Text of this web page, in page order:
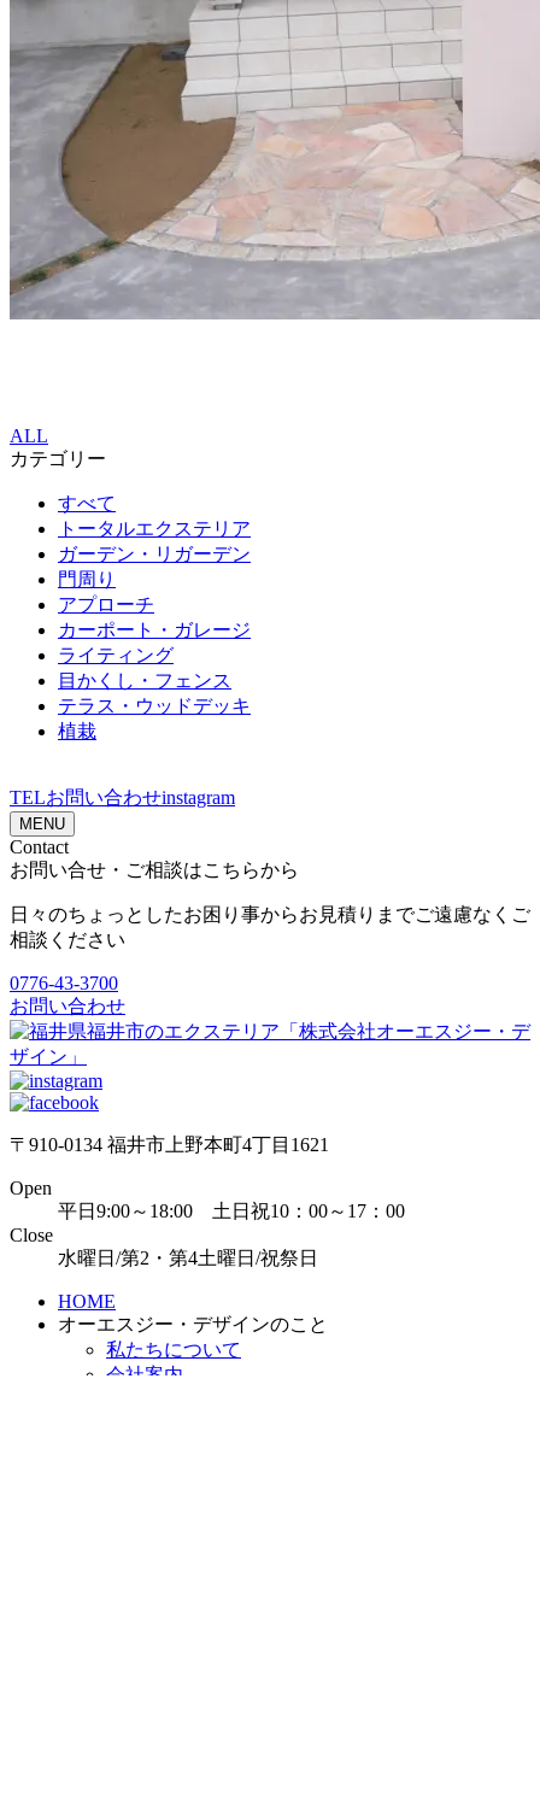
ALL
カテゴリー
すべて
トータルエクステリア
ガーデン・リガーデン
門周り
アプローチ
カーポート・ガレージ
ライティング
目かくし・フェンス
テラス・ウッドデッキ
植栽
TELお問い合わせinstagram
MENU
Contact
お問い合せ・ご相談はこちらから
日々のちょっとしたお困り事からお見積りまでご遠慮なくご
相談ください
0776-43-3700
お問い合わせ
〒910-0134 福井市上野本町4丁目1621
Open
平日9:00～18:00 土日祝10：00～17：00
Close
水曜日/第2・第4土曜日/祝祭日
HOME
オーエスジー・デザインのこと
私たちについて
会社案内